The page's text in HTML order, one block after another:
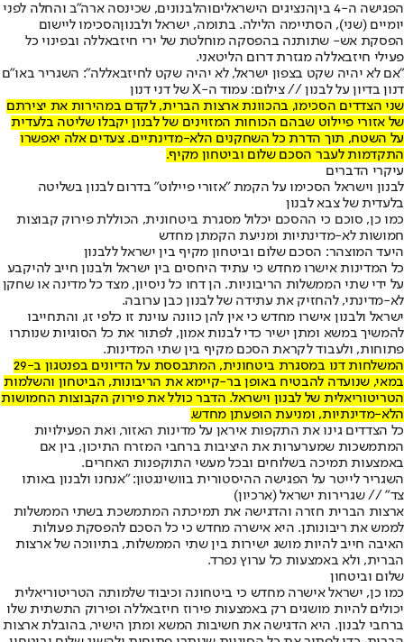
הפגישה ה-4 בין הנציגים הישראליםוהלבנונים, שכינסה ארה"ב והחלה לפני
יומיים (שני), הסתיימה הלילה. בתומה, ישראל ולבנוןהסכימו ליישום
הפסקת אש- שתותנה בהפסקה מוחלטת של ירי חיזבאללה ובפינוי כל
פעילי חיזבאללה מגזרת דרום הליטאני.
"אם לא יהיה שקט בצפון ישראל, לא יהיה שקט לחיזבאללה": השגריר באו"ם
דנון בדיון על לבנון // צילום: עמוד ה-X של דני דנון
שני הצדדים הסכימו, בהכוונת ארצות הברית, לקדם במהירות את יצירתם
של אזורי פיילוט שבהם הכוחות המזוינים של לבנון יקבלו שליטה בלעדית
על השטח, תוך הדרת כל השחקנים הלא-מדינתיים. צעדים אלה יאפשרו
התקדמות לעבר הסכם שלום וביטחון מקיף.
עיקרי הדברים
לבנון וישראל הסכימו על הקמת "אזורי פיילוט" בדרום לבנון בשליטה
בלעדית של צבא לבנון
כמו כן, סוכם כי ההסכם יכלול מסגרת ביטחונית, הכוללת פירוק קבוצות
חמושות לא-מדינתיות ומניעת הקמתן מחדש
היעד המוצהר: הסכם שלום וביטחון מקיף בין ישראל ללבנון
כל המדינות אישרו מחדש כי עתיד היחסים בין ישראל ולבנון חייב להיקבע
על ידי שתי הממשלות הריבוניות. הן דחו כל ניסיון, מצד כל מדינה או שחקן
לא-מדינתי, להחזיק את עתידה של לבנון כבן ערובה.
ישראל ולבנון אישרו מחדש כי אין להן כוונה עוינת זו כלפי זו, והתחייבו
להמשיך במשא ומתן ישיר כדי לבנות אמון, לפתור את כל הסוגיות שנותרו
פתוחות, ולעבוד לקראת הסכם מקיף בין שתי המדינות.
המשלחות דנו במסגרת ביטחונית, המתבססת על הדיונים בפנטגון ב-29
במאי, שנועדה להבטיח באופן בר-קיימא את הריבונות, הביטחון והשלמות
הטריטוריאלית של לבנון וישראל. הדבר כולל את פירוק הקבוצות החמושות
הלא-מדינתיות, ומניעת הופעתן מחדש.
כל הצדדים גינו את התקפות איראן על מדינות האזור, ואת הפעילויות
המתמשכות שמערערות את היציבות ברחבי המזרח התיכון, בין אם
באמצעות תמיכה בשלוחים ובכל מעשי התוקפנות האחרים.
השגריר לייטר על הפגישה ההיסטורית בוושינגטון: "אנחנו ולבנון באותו
צד" // שגרירות ישראל (ארכיון)
ארצות הברית חזרה והדגישה את תמיכתה המתמשכת בשתי הממשלות
לממש את ריבונותן. היא אישרה מחדש כי כל הסכם להפסקת פעולות
האיבה חייב להיות מושג ישירות בין שתי הממשלות, בתיווכה של ארצות
הברית, ולא באמצעות כל ערוץ נפרד.
שלום וביטחון
כמו כן, ישראל אישרה מחדש כי ביטחונה וכיבוד שלמותה הטריטוריאלית
יכולים להיות מושגים רק באמצעות פירוז חיזבאללה ופירוק התשתית שלו
ברחבי לבנון. היא הדגישה את חשיבות המשא ומתן הישיר, בהובלת ארצות